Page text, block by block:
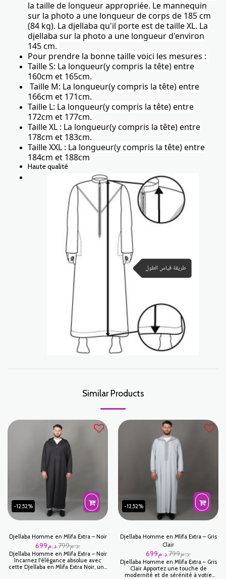
la taille de longueur appropriée. Le mannequin
sur la photo a une longueur de corps de 185 cm
(84 kg). La djellaba qu'il porte est de taille XL. La
djellaba sur la photo a une longueur d'environ
145 cm.
Pour prendre la bonne taille voici les mesures :
Taille S: La longueur(y compris la tête) entre
160cm et 165cm.
Taille M: La longueur(y compris la tête) entre
166cm et 171cm.
Taille L: La longueur(y compris la tête) entre
172cm et 177cm.
Taille XL : La longueur(y compris la tête) entre
178cm et 183cm.
Taille XXL : La longueur(y compris la tête) entre
184cm et 188cm
Haute qualité
Similar Products
-12.52%
Djellaba Homme en Mlifa Extra – Noir
799 د.م. 699 د.م.
Djellaba Homme en Mlifa Extra – Noir
Incarnez l'élégance absolue avec
cette Djellaba en Mlifa Extra Noir, une
-12.52%
Djellaba Homme en Mlifa Extra – Gris
Clair
799 د.م. 699 د.م.
Djellaba Homme en Mlifa Extra – Gris
Clair Apportez une touche de
modernité et de sérénité à votre